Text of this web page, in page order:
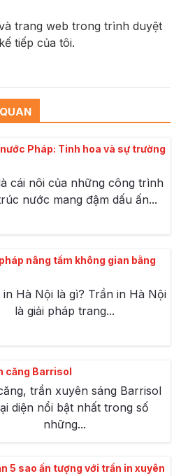
trang web trong trình duyệt
tiếp của tôi.
Pháp: Tinh hoa và sự trường
cái nôi của những công trình
nước mang đậm dấu ấn...
nâng tầm không gian bằng
in Hà Nội là gì? Trần in Hà Nội
là giải pháp trang...
căng Barrisol
trần xuyên sáng Barrisol
diện nổi bật nhất trong số
những...
5 sao ấn tượng với trần in xuyên